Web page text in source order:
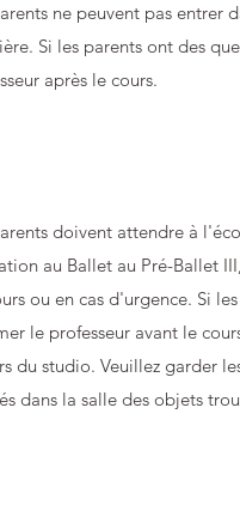
ne peuvent pas entrer
Si les parents ont des
après le cours.
doivent attendre à
au Ballet au Pré-Ballet
ou en cas d'urgence. Si
le professeur avant le
du studio. Veuillez garder
dans la salle des objets